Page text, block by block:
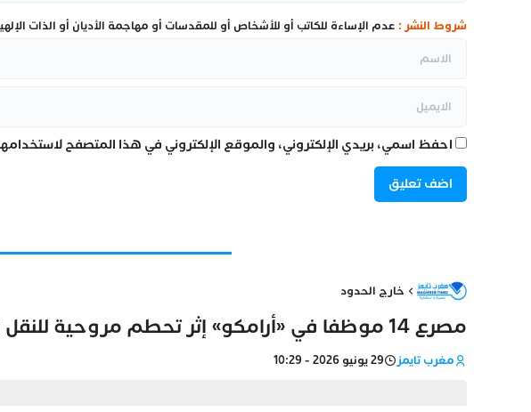
شروط النشر : عدم الإساءة للكاتب أو للأشخاص أو للمقدسات أو مهاجمة الأديان أو الذات
احفظ اسمي، بريدي الإلكتروني، والموقع الإلكتروني في هذا المتصفح
خارج الحدود
مصرع 14 موظفا في «أرامكو» إثر تحطم مروحية للنقل الداخلي بالسعودية
مغرب تايمز 29 يونيو 2026 - 10:29